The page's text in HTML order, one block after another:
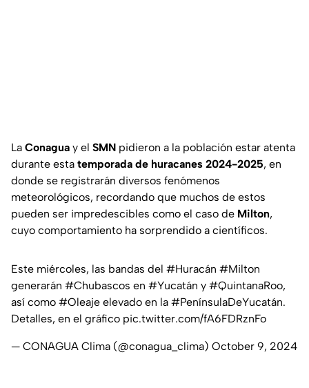
La Conagua y el SMN pidieron a la población estar atenta
durante esta temporada de huracanes 2024-2025, en
donde se registrarán diversos fenómenos
meteorológicos, recordando que muchos de estos
pueden ser impredescibles como el caso de Milton,
cuyo comportamiento ha sorprendido a científicos.
Este miércoles, las bandas del #Huracán #Milton
generarán #Chubascos en #Yucatán y #QuintanaRoo,
así como #Oleaje elevado en la #PenínsulaDeYucatán.
Detalles, en el gráfico pic.twitter.com/fA6FDRznFo
— CONAGUA Clima (@conagua_clima) October 9, 2024